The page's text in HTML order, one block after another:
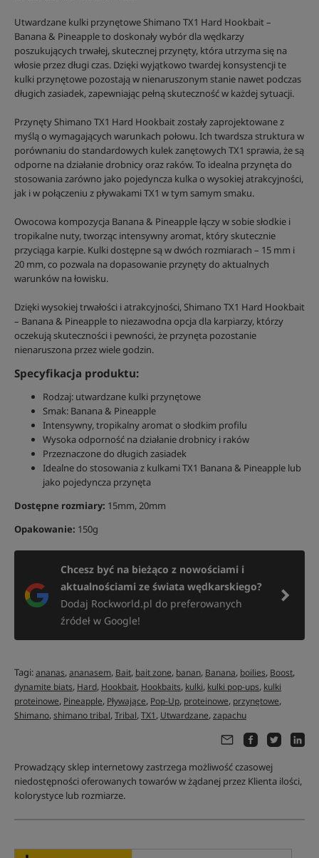
Utwardzane kulki przynętowe Shimano TX1 Hard Hookbait –
Banana & Pineapple to doskonały wybór dla wędkarzy
poszukujących trwałej, skutecznej przynęty, która utrzyma się na
włosie przez długi czas. Dzięki wyjątkowo twardej konsystencji te
kulki przynętowe pozostają w nienaruszonym stanie nawet podczas
długich zasiadek, zapewniając pełną skuteczność w każdej sytuacji.
Przynęty Shimano TX1 Hard Hookbait zostały zaprojektowane z
myślą o wymagających warunkach połowu. Ich twardsza struktura w
porównaniu do standardowych kulek zanętowych TX1 sprawia, że są
odporne na działanie drobnicy oraz raków. To idealna przynęta do
stosowania zarówno jako pojedyncza kulka o wysokiej atrakcyjności,
jak i w połączeniu z pływakami TX1 w tym samym smaku.
Owocowa kompozycja Banana & Pineapple łączy w sobie słodkie i
tropikalne nuty, tworząc intensywny aromat, który skutecznie
przyciąga karpie. Kulki dostępne są w dwóch rozmiarach – 15 mm i
20 mm, co pozwala na dopasowanie przynęty do aktualnych
warunków na łowisku.
Dzięki wysokiej trwałości i atrakcyjności, Shimano TX1 Hard Hookbait
– Banana & Pineapple to niezawodna opcja dla karpiarzy, którzy
oczekują skuteczności i pewności, że przynęta pozostanie
nienaruszona przez wiele godzin.
Specyfikacja produktu:
Rodzaj: utwardzane kulki przynętowe
Smak: Banana & Pineapple
Intensywny, tropikalny aromat o słodkim profilu
Wysoka odporność na działanie drobnicy i raków
Przeznaczone do długich zasiadek
Idealne do stosowania z kulkami TX1 Banana & Pineapple lub
jako pojedyncza przynęta
Dostępne rozmiary: 15mm, 20mm
Opakowanie: 150g
Chcesz być na bieżąco z nowościami i
aktualnościami ze świata wędkarskiego?
Dodaj Rockworld.pl do preferowanych
źródeł w Google!
Tagi:ananas,ananasem, Bait, bait zone, banan, Banana, boilies, Boost,
dynamite biats, Hard, Hookbait, Hookbaits, kulki, kulki pop-ups, kulki
proteinowe, Pineapple, Pływające, Pop-Up, proteinowe, przynętowe,
Shimano,shimano tribal,Tribal,TX1, Utwardzane,zapachu
Prowadzący sklep internetowy zastrzega możliwość czasowej
niedostępności oferowanych towarów w żądanej przez Klienta ilości,
kolorystyce lub rozmiarze.